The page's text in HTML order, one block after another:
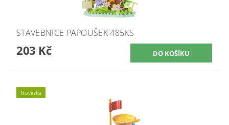
STAVEBNICE PAPOUŠEK 485KS
203 Kč
Novinka